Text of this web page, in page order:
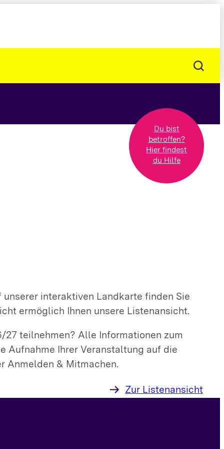
Du bist
betroffen?
Hier findest
du Hilfe
interaktiven Landkarte finden Sie
ermöglich Ihnen unsere Listenansicht.
teilnehmen? Alle Informationen zum
Aufnahme Ihrer Veranstaltung auf die
Anmelden & Mitmachen.
Zur Listenansicht